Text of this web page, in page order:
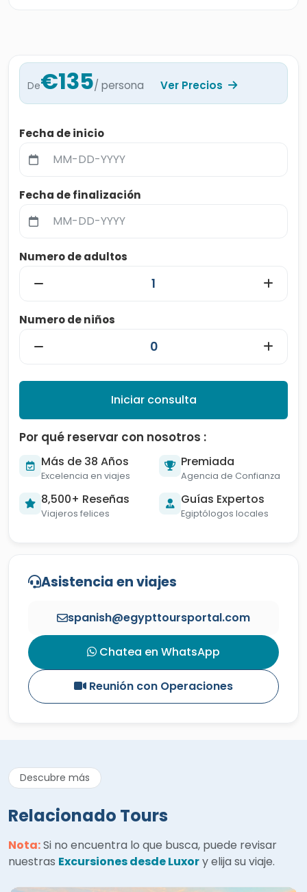
De€135/ persona Ver Precios
Fecha de inicio
Fecha de finalización
Numero de adultos
Numero de niños
Iniciar consulta
Por qué reservar con nosotros :
Más de 38 Años
Excelencia en viajes
Premiada
Agencia de Confianza
8,500+ Reseñas
Viajeros felices
Guías Expertos
Egiptólogos locales
Asistencia en viajes
spanish@egypttoursportal.com
Chatea en WhatsApp
Reunión con Operaciones
Descubre más
Relacionado Tours
Nota:Si no encuentra lo que busca, puede revisar
nuestras Excursiones desde Luxory elija su viaje.